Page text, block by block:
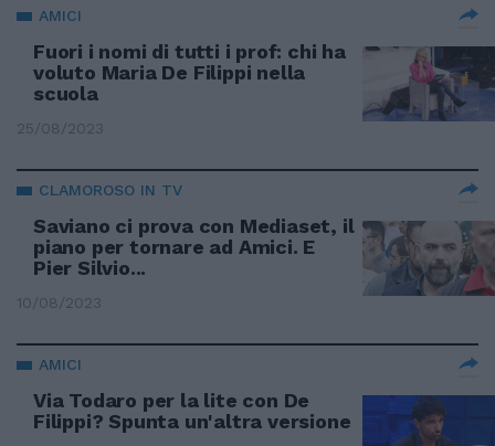
AMICI
Fuori i nomi di tutti i prof: chi ha
voluto Maria De Filippi nella
scuola
25/08/2023
CLAMOROSO IN TV
Saviano ci prova con Mediaset, il
piano per tornare ad Amici. E
Pier Silvio...
10/08/2023
AMICI
Via Todaro per la lite con De
Filippi? Spunta un'altra versione